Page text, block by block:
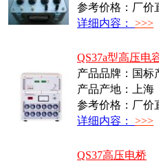
参考价格：厂价
详细内容： >>>
QS37a型高压电
产品品牌：国标
产品产地：上海
参考价格：厂价
详细内容： >>>
QS37高压电桥